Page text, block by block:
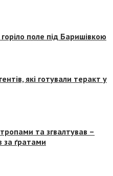
поле під Баришівкою
які готували теракт у
та згвалтував –
за ґратами